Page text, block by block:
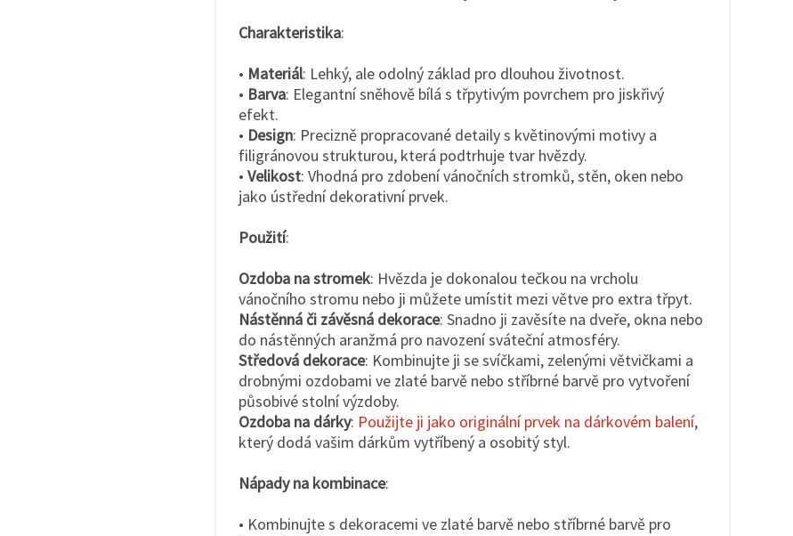
Charakteristika:
• Materiál: Lehký, ale odolný základ pro dlouhou životnost.
• Barva: Elegantní sněhově bílá s třpytivým povrchem pro jiskřivý
efekt.
• Design: Precizně propracované detaily s květinovými motivy a
filigránovou strukturou, která podtrhuje tvar hvězdy.
• Velikost: Vhodná pro zdobení vánočních stromků, stěn, oken nebo
jako ústřední dekorativní prvek.
Použití:
Ozdoba na stromek: Hvězda je dokonalou tečkou na vrcholu
vánočního stromu nebo ji můžete umístit mezi větve pro extra třpyt.
Nástěnná či závěsná dekorace: Snadno ji zavěsíte na dveře, okna nebo
do nástěnných aranžmá pro navození sváteční atmosféry.
Středová dekorace: Kombinujte ji se svíčkami, zelenými větvičkami a
drobnými ozdobami ve zlaté barvě nebo stříbrné barvě pro vytvoření
působivé stolní výzdoby.
Ozdoba na dárky: Použijte ji jako originální prvek na dárkovém balení,
který dodá vašim dárkům vytříbený a osobitý styl.
Nápady na kombinace:
• Kombinujte s dekoracemi ve zlaté barvě nebo stříbrné barvě pro